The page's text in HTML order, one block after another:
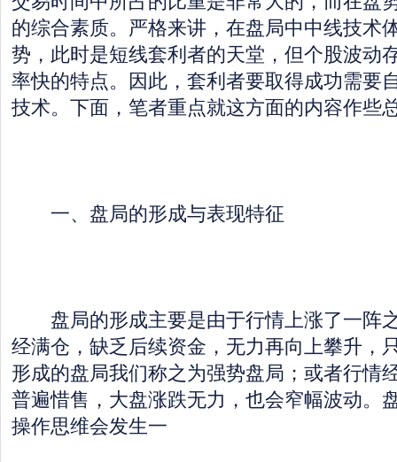
的综合素质。严格来讲，在盘局中中线技术
势，此时是短线套利者的天堂，但个股波动
率快的特点。因此，套利者要取得成功需要
技术。下面，笔者重点就这方面的内容作些
一、盘局的形成与表现特征
盘局的形成主要是由于行情上涨了一阵
经满仓，缺乏后续资金，无力再向上攀升，
形成的盘局我们称之为强势盘局；或者行情
普遍惜售，大盘涨跌无力，也会窄幅波动。
操作思维会发生一